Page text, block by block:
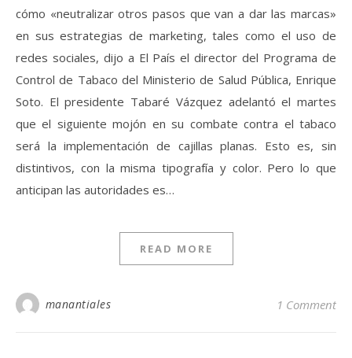
cómo «neutralizar otros pasos que van a dar las marcas»
en sus estrategias de marketing, tales como el uso de
redes sociales, dijo a El País el director del Programa de
Control de Tabaco del Ministerio de Salud Pública, Enrique
Soto. El presidente Tabaré Vázquez adelantó el martes
que el siguiente mojón en su combate contra el tabaco
será la implementación de cajillas planas. Esto es, sin
distintivos, con la misma tipografía y color. Pero lo que
anticipan las autoridades es…
READ MORE
manantiales 1 Comment